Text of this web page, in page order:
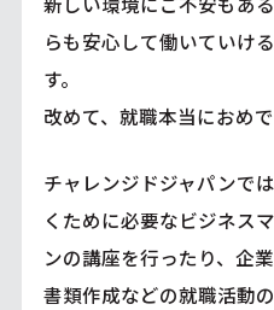
らも安心して働いていけ
す。
改めて、就職本当におめ
チャレンジドジャパンで
くために必要なビジネス
ンの講座を行ったり、企
書類作成などの就職活動